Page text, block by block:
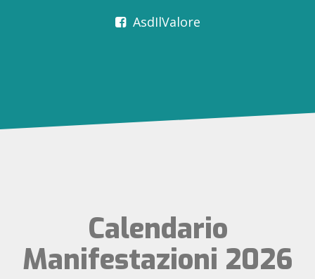
AsdIlValore
Calendario
Manifestazioni 2026